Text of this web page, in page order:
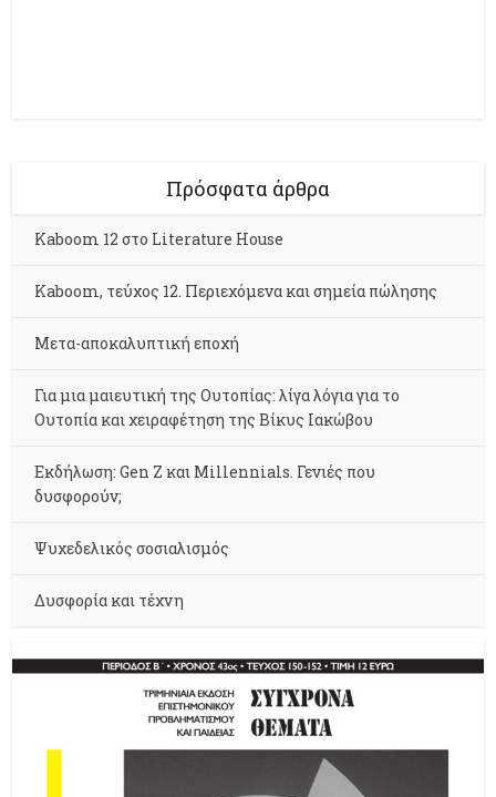
Πρόσφατα άρθρα
Kaboom 12 στο Literature House
Kaboom, τεύχος 12. Περιεχόμενα και σημεία πώλησης
Μετα-αποκαλυπτική εποχή
Για μια μαιευτική της Ουτοπίας: λίγα λόγια για το
Ουτοπία και χειραφέτηση της Βίκυς Ιακώβου
Εκδήλωση: Gen Z και Millennials. Γενιές που
δυσφορούν;
Ψυχεδελικός σοσιαλισμός
Δυσφορία και τέχνη